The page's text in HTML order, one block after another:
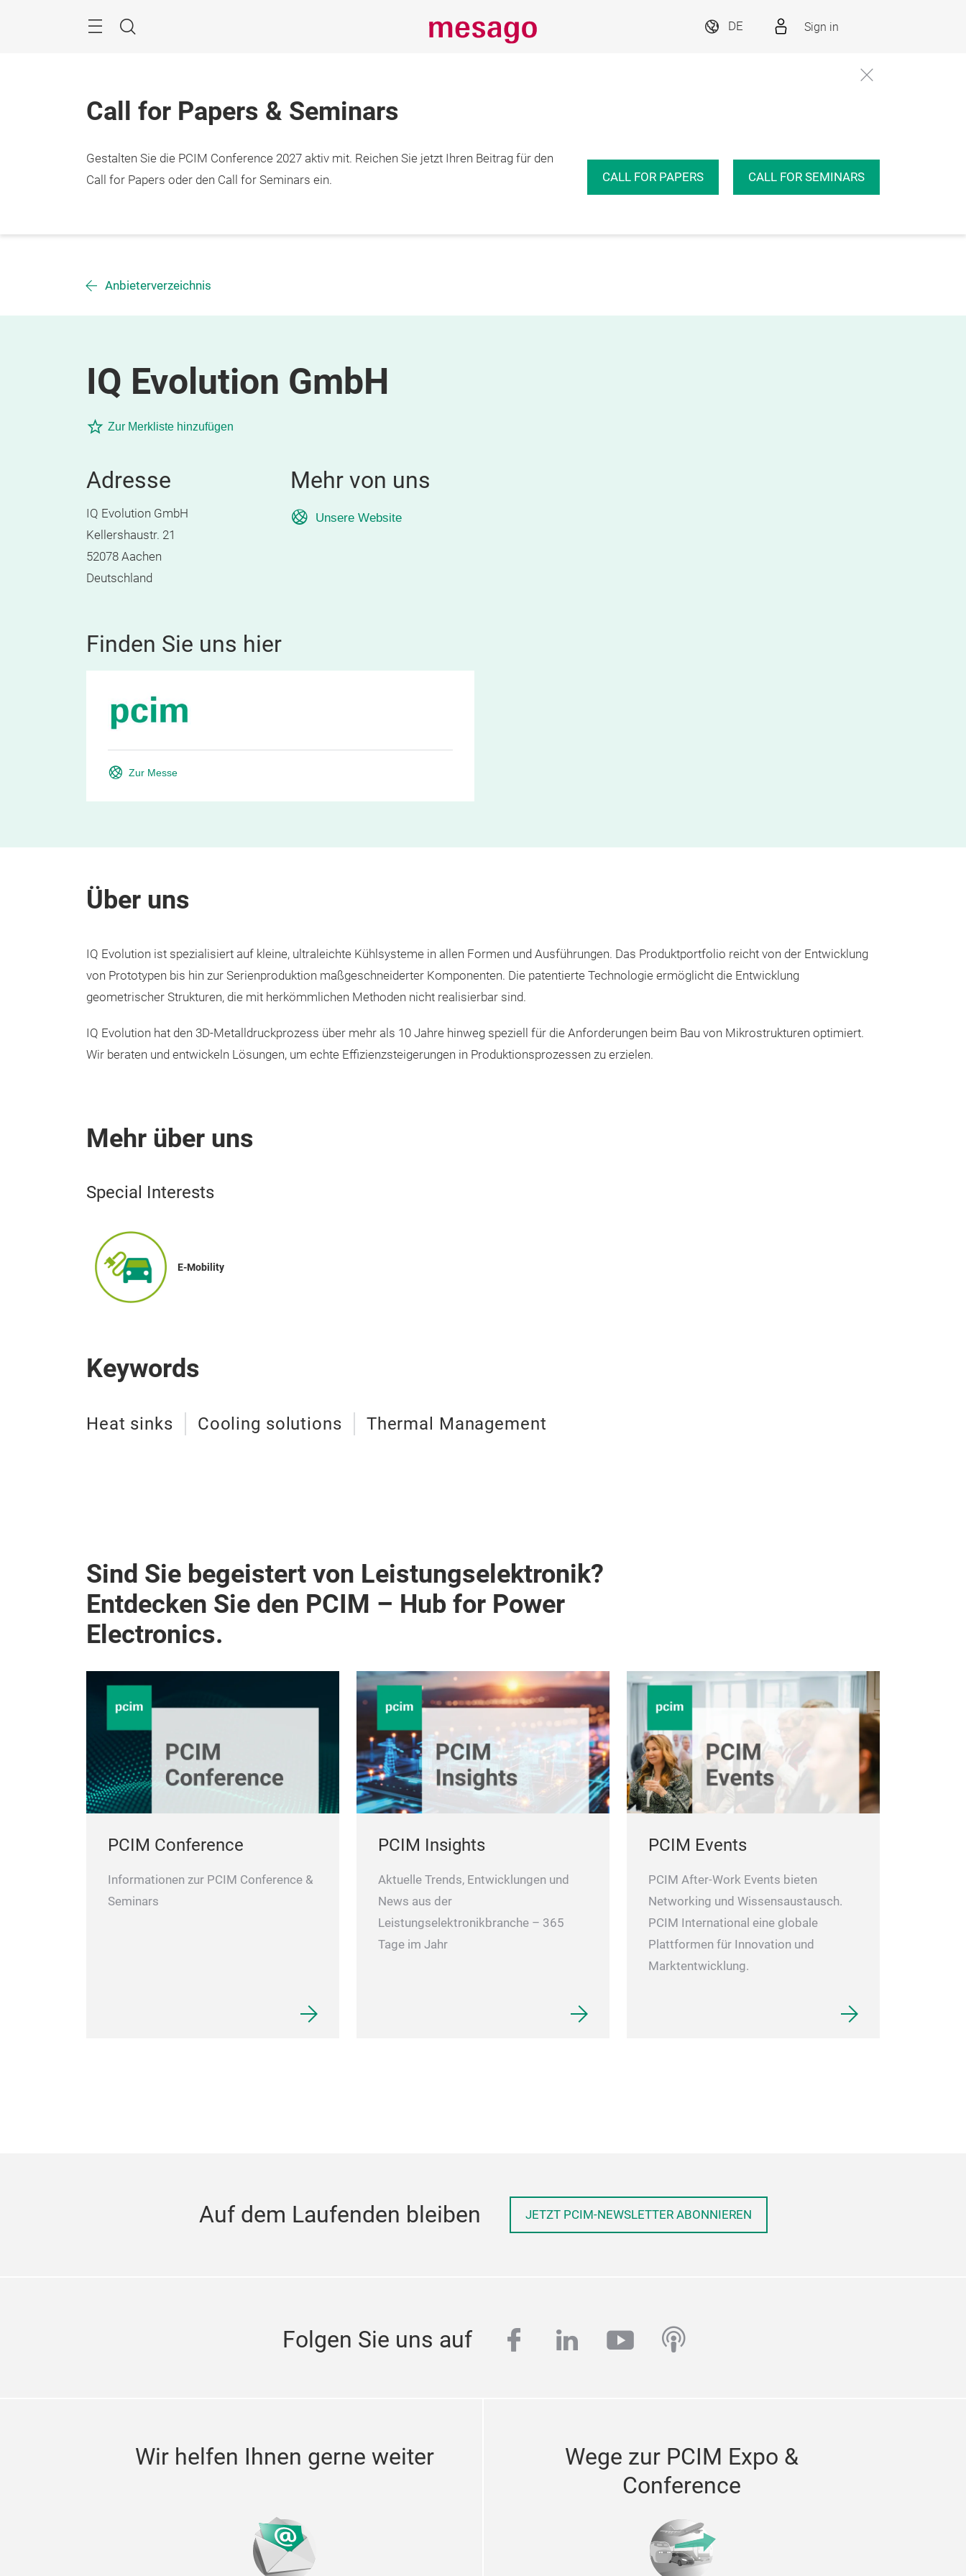
Suche
DE Sign in
Call for Papers & Seminars
Gestalten Sie die PCIM Conference 2027 aktiv mit. Reichen Sie jetzt Ihren Beitrag für den
Call for Papers oder den Call for Seminars ein.
CALL FOR PAPERS CALL FOR SEMINARS
Anbieterverzeichnis
IQ Evolution GmbH
Zur Merkliste hinzufügen
Adresse
IQ Evolution GmbH
Kellershaustr. 21
52078 Aachen
Deutschland
Mehr von uns
Unsere Website
Finden Sie uns hier
Zur Messe
Über uns
IQ Evolution ist spezialisiert auf kleine, ultraleichte Kühlsysteme in allen Formen und Ausführungen. Das Produktportfolio reicht von der Entwicklung
von Prototypen bis hin zur Serienproduktion maßgeschneiderter Komponenten. Die patentierte Technologie ermöglicht die Entwicklung
geometrischer Strukturen, die mit herkömmlichen Methoden nicht realisierbar sind.
IQ Evolution hat den 3D-Metalldruckprozess über mehr als 10 Jahre hinweg speziell für die Anforderungen beim Bau von Mikrostrukturen optimiert.
Wir beraten und entwickeln Lösungen, um echte Effizienzsteigerungen in Produktionsprozessen zu erzielen.
Mehr über uns
Special Interests
E-Mobility
Keywords
Heat sinks Cooling solutions Thermal Management
Sind Sie begeistert von Leistungselektronik?
Entdecken Sie den PCIM – Hub for Power
Electronics.
PCIM Conference
Informationen zur PCIM Conference &
Seminars
PCIM Insights
Aktuelle Trends, Entwicklungen und
News aus der
Leistungselektronikbranche – 365
Tage im Jahr
PCIM Events
PCIM After-Work Events bieten
Networking und Wissensaustausch.
PCIM International eine globale
Plattformen für Innovation und
Marktentwicklung.
Auf dem Laufenden bleiben JETZT PCIM-NEWSLETTER ABONNIEREN
Folgen Sie uns auf facebook
linkedinyoutubepodcast
Wir helfen Ihnen gerne weiter
Wege zur PCIM Expo &
Conference